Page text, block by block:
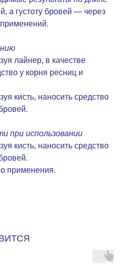
а густоту бровей — через
лайнер, в качестве
у корня ресниц и
кисть, наносить средство
при использовании
кисть, наносить средство
применения.